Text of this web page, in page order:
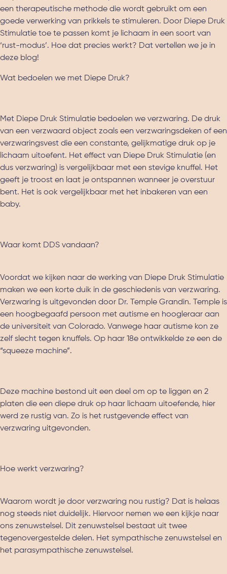
een therapeutische methode die wordt gebruikt om een
goede verwerking van prikkels te stimuleren. Door Diepe Druk
Stimulatie toe te passen komt je lichaam in een soort van
‘rust-modus’. Hoe dat precies werkt? Dat vertellen we je in
deze blog!
Wat bedoelen we met Diepe Druk?
Met Diepe Druk Stimulatie bedoelen we verzwaring. De druk
van een verzwaard object zoals een verzwaringsdeken of een
verzwaringsvest die een constante, gelijkmatige druk op je
lichaam uitoefent. Het effect van Diepe Druk Stimulatie (en
dus verzwaring) is vergelijkbaar met een stevige knuffel. Het
geeft je troost en laat je ontspannen wanneer je overstuur
bent. Het is ook vergelijkbaar met het inbakeren van een
baby.
Waar komt DDS vandaan?
Voordat we kijken naar de werking van Diepe Druk Stimulatie
maken we een korte duik in de geschiedenis van verzwaring.
Verzwaring is uitgevonden door Dr. Temple Grandin. Temple is
een hoogbegaafd persoon met autisme en hoogleraar aan
de universiteit van Colorado. Vanwege haar autisme kon ze
zelf slecht tegen knuffels. Op haar 18e ontwikkelde ze een de
“squeeze machine”.
Deze machine bestond uit een deel om op te liggen en 2
platen die een diepe druk op haar lichaam uitoefende, hier
werd ze rustig van. Zo is het rustgevende effect van
verzwaring uitgevonden.
Hoe werkt verzwaring?
Waarom wordt je door verzwaring nou rustig? Dat is helaas
nog steeds niet duidelijk. Hiervoor nemen we een kijkje naar
ons zenuwstelsel. Dit zenuwstelsel bestaat uit twee
tegenovergestelde delen. Het sympathische zenuwstelsel en
het parasympathische zenuwstelsel.